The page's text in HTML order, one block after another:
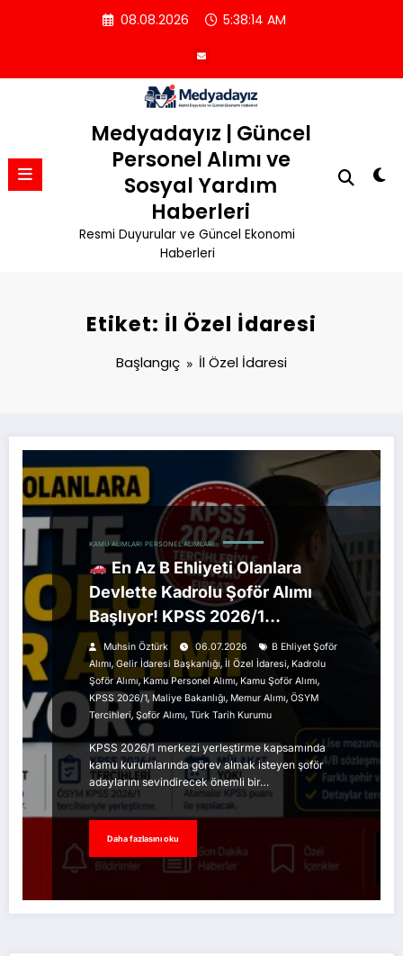
08.08.2026 5:38:15 AM
Medyadayız | Güncel
Personel Alımı ve
Sosyal Yardım
Haberleri
Resmi Duyurular ve Güncel Ekonomi
Haberleri
Etiket: İl Özel İdaresi
Başlangıç İl Özel İdaresi
KAMU ALIMLARI PERSONEL ALIMLARI
En Az B Ehliyeti Olanlara
Devlette Kadrolu Şoför Alımı
Başlıyor! KPSS 2026/1
Tercihleriyle Başvuru Fırsatı
Muhsin Öztürk 06.07.2026
B Ehliyet Şoför
Alımı, Gelir İdaresi Başkanlığı, İl Özel İdaresi, Kadrolu
Şoför Alımı,Kamu Personel Alımı,Kamu Şoför Alımı,
KPSS 2026/1, Maliye Bakanlığı, Memur Alımı, ÖSYM
Tercihleri, Şoför Alımı, Türk Tarih Kurumu
KPSS 2026/1 merkezi yerleştirme kapsamında
kamu kurumlarında görev almak isteyen şoför
adaylarını sevindirecek önemli bir…
Daha fazlasını oku